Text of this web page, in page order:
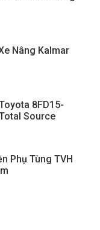
Nâng Kalmar
8FD15-
Source
Phụ Tùng TVH